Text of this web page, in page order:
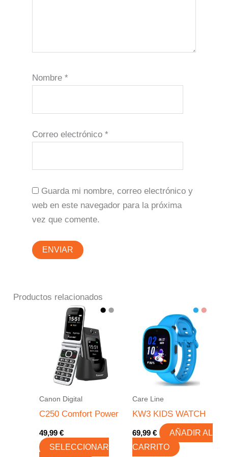
Nombre *
Correo electrónico *
Guarda mi nombre, correo electrónico y
web en este navegador para la próxima
vez que comente.
Productos relacionados
Canon Digital
C250 Comfort Power
49,99€
SELECCIONAR
Este
tiene
múltiples
variantes.
Las
se
elegir
Care Line
KW3 KIDS WATCH
69,99 €
AÑADIR AL
CARRITO